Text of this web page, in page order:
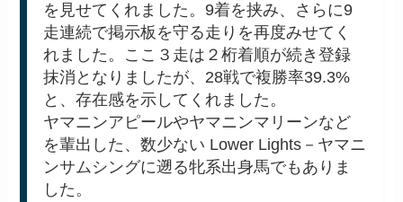
を見せてくれました。9着を挟み、さらに9
走連続で掲示板を守る走りを再度みせてく
れました。ここ３走は２桁着順が続き登録
抹消となりましたが、28戦で複勝率39.3%
と、存在感を示してくれました。
ヤマニンアピールやヤマニンマリーンなど
を輩出した、数少ない Lower Lights－ヤマニ
ンサムシングに遡る牝系出身馬でもありま
した。